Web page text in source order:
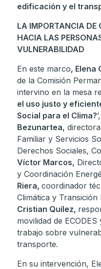
edificación y el
LA IMPORTANCIA DE
HACIA LAS
VULNERABILIDAD
En este marco, Elena
de la Comisión
intervino en la mesa
el uso justo y
Social para el Clima?
Bezunartea,
Familiar y Servicios
Derechos Sociales,
Víctor Marcos,
y Coordinación
Riera, coordinador
Climática y
Cristian Quílez,
movilidad de
trabajo sobre
transporte.
En su intervención,